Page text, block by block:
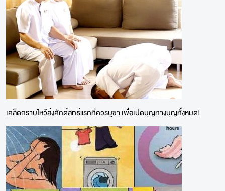
เคล็ดกราบไหว้สิ่งศักดิ์สิทธิ์แรกที่ควรบูชา เพื่อเปิดบุญทางบุญทั้งหมด!